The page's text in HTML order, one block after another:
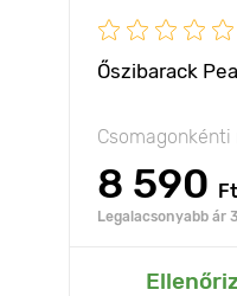
Őszibarack
8 590 Ft
Legalacsonyabb ár